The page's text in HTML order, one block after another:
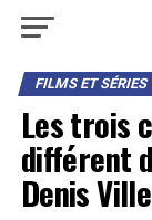
FILMS ET SÉRIES
Les trois
différent
Denis